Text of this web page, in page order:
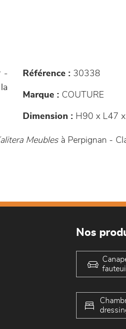
-
Référence : 30338
Marque : COUTURE
Dimension : H90 x L47
Meubles à Perpignan -
Nos